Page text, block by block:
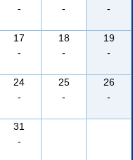
-
-
-
17
-
18
-
19
-
24
-
25
-
26
-
31
-